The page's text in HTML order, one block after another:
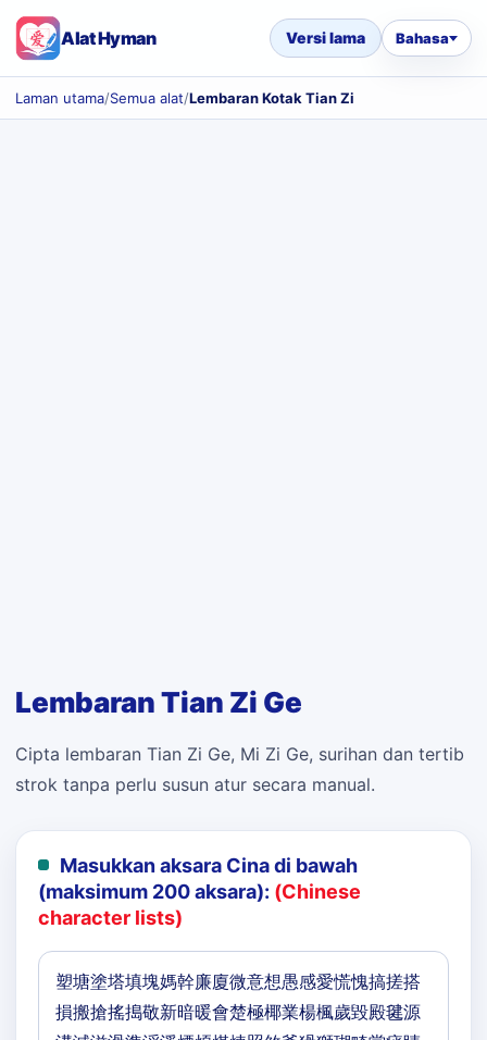
Alat Hyman Versi lama Bahasa
Laman utama/Semua alat/Lembaran Kotak Tian Zi
Lembaran Tian Zi Ge
Cipta lembaran Tian Zi Ge, Mi Zi Ge, surihan dan tertib
strok tanpa perlu susun atur secara manual.
Masukkan aksara Cina di bawah
(maksimum 200 aksara): (Chinese
character lists)